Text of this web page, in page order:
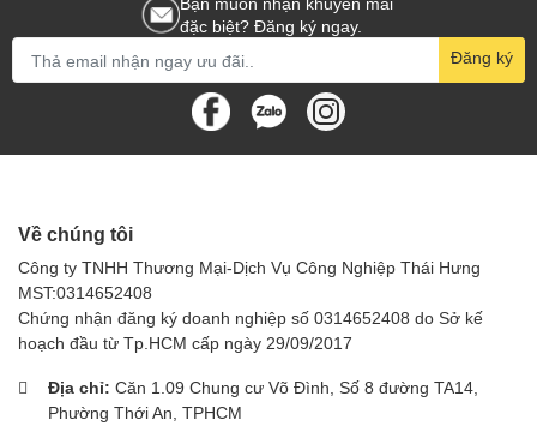
đặc biệt? Đăng ký ngay.
Đăng ký
Về chúng tôi
Công ty TNHH Thương Mại-Dịch Vụ Công Nghiệp Thái Hưng
MST:0314652408
Chứng nhận đăng ký doanh nghiệp số 0314652408 do Sở kế
hoạch đầu từ Tp.HCM cấp ngày 29/09/2017
Địa chỉ: Căn 1.09 Chung cư Võ Đình, Số 8 đường TA14,
Phường Thới An, TPHCM